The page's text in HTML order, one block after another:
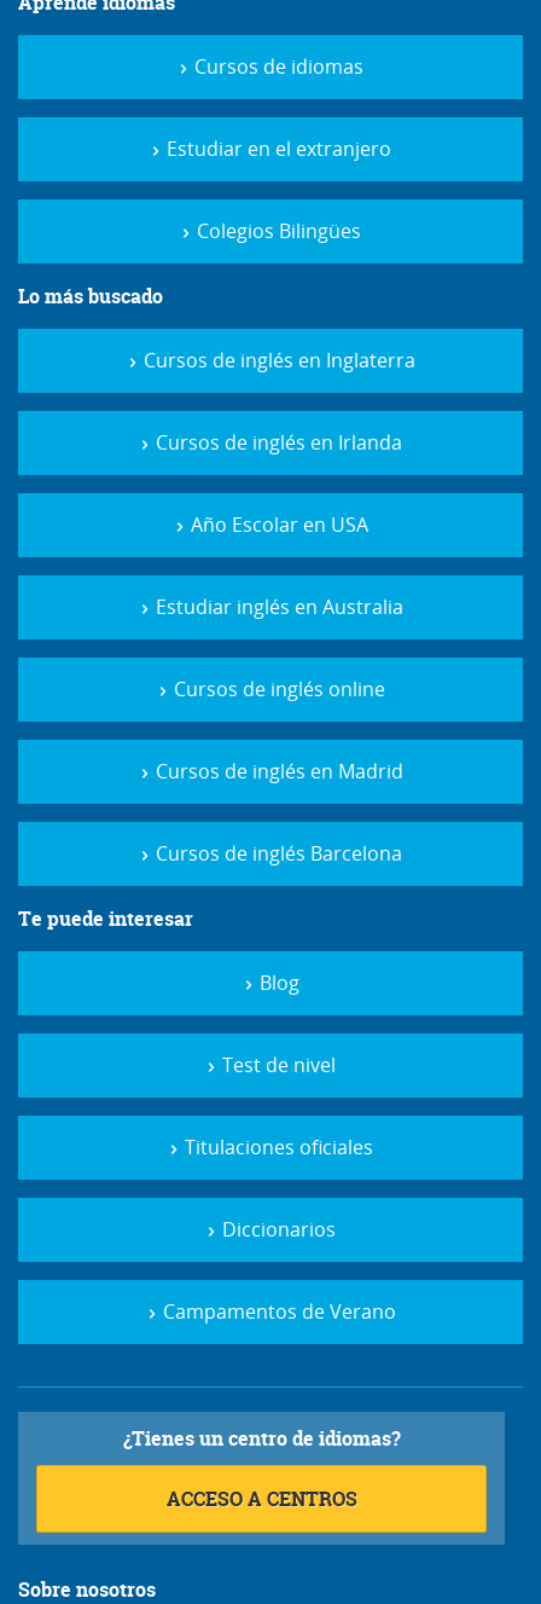
Cursos de idiomas
Estudiar en el extranjero
Colegios Bilingües
Lo más buscado
Cursos de inglés en Inglaterra
Cursos de inglés en Irlanda
Año Escolar en USA
Estudiar inglés en Australia
Cursos de inglés online
Cursos de inglés en Madrid
Cursos de inglés Barcelona
Te puede interesar
Blog
Test de nivel
Titulaciones oficiales
Diccionarios
Campamentos de Verano
¿Tienes un centro de idiomas?
ACCESO A CENTROS
Sobre nosotros